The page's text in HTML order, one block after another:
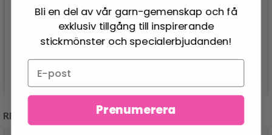
26.95 SEK
Se produkt
27.95 SEK
REKOMMENDERAS FÖR DIG
Bli en del av vår garn-gemenskap och få
exklusiv tillgång till inspirerande
stickmönster och specialerbjudanden!
Prenumerera